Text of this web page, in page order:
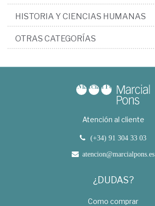
HISTORIA Y CIENCIAS HUMANAS
OTRAS CATEGORÍAS
Atención al cliente
(+34) 91 304 33 03
atencion@marcialpons.es
¿DUDAS?
Como comprar